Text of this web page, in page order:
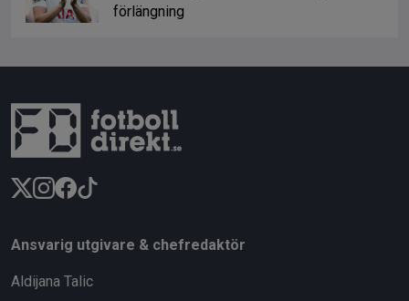
förlängning
Ansvarig utgivare & chefredaktör
Aldijana Talic